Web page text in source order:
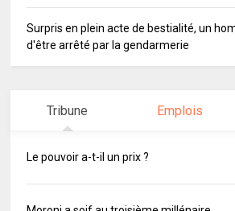
Surpris en plein acte de bestialité, un
d'être arrêté par la gendarmerie
Tribune Emplois
Le pouvoir a-t-il un prix ?